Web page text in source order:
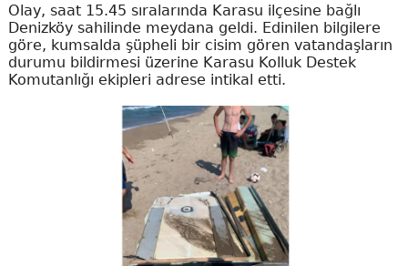
Olay, saat 15.45 sıralarında Karasu ilçesine bağlı
Denizköy sahilinde meydana geldi. Edinilen bilgilere
göre, kumsalda şüpheli bir cisim gören vatandaşların
durumu bildirmesi üzerine Karasu Kolluk Destek
Komutanlığı ekipleri adrese intikal etti.